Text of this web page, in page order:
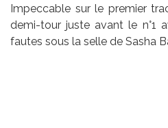
Impeccable sur le premier
demi-tour juste avant le n°1
fautes sous la selle de Sasha